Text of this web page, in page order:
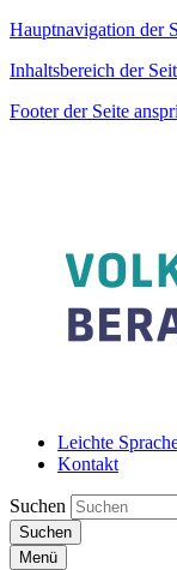
Hauptnavigation der
Inhaltsbereich der
Footer der Seite
Leichte
Kontakt
Suchen
Suchen
Menü